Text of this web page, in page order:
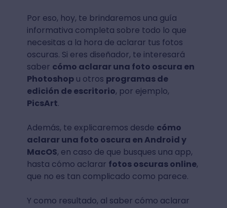
Por eso, hoy, te brindaremos una guía
informativa completa sobre todo lo que
necesitas a la hora de aclarar tus fotos
oscuras. Si eres diseñador, te interesará
saber cómo aclarar una foto oscura en
Photoshopu otros programas de
edición de escritorio, por ejemplo,
PicsArt.
Además, te explicaremos desde cómo
aclarar una foto oscura en Android y
MacOS, en caso de que busques una app,
hasta cómo aclarar fotos oscuras online,
que no es tan complicado como parece.
Y como resultado, al saber cómo aclarar